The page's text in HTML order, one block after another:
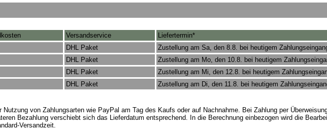
Versandservice
Liefertermin*
DHL Paket
Zustellung am Sa, den 8.8. bei heutigem
DHL Paket
Zustellung am Mo, den 10.8. bei heutigem
DHL Paket
Zustellung am Mi, den 12.8. bei heutigem
DHL Paket Zustellung am Di, den 11.8. bei heutigem
von Zahlungsarten wie PayPal am Tag des Kaufs oder auf Nachnahme. Bei Zahlung per
Bezahlung verschiebt sich das Lieferdatum entsprechend. In die Berechnung einbezogen wird die
Versandzeit.